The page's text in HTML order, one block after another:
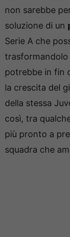
non sarebbe
soluzione di un
Serie A che
trasformandolo
potrebbe in fin
la crescita del
della stessa
così, tra
più pronto a
squadra che